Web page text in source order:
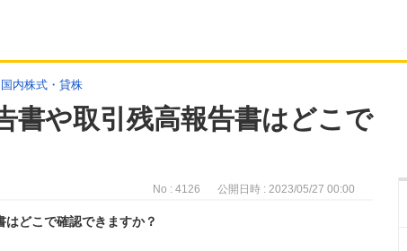
国内株式・貸株
書や取引残高報告書はどこで
No : 4126 公開日時 : 2023/05/27 00:00
どこで確認できますか？